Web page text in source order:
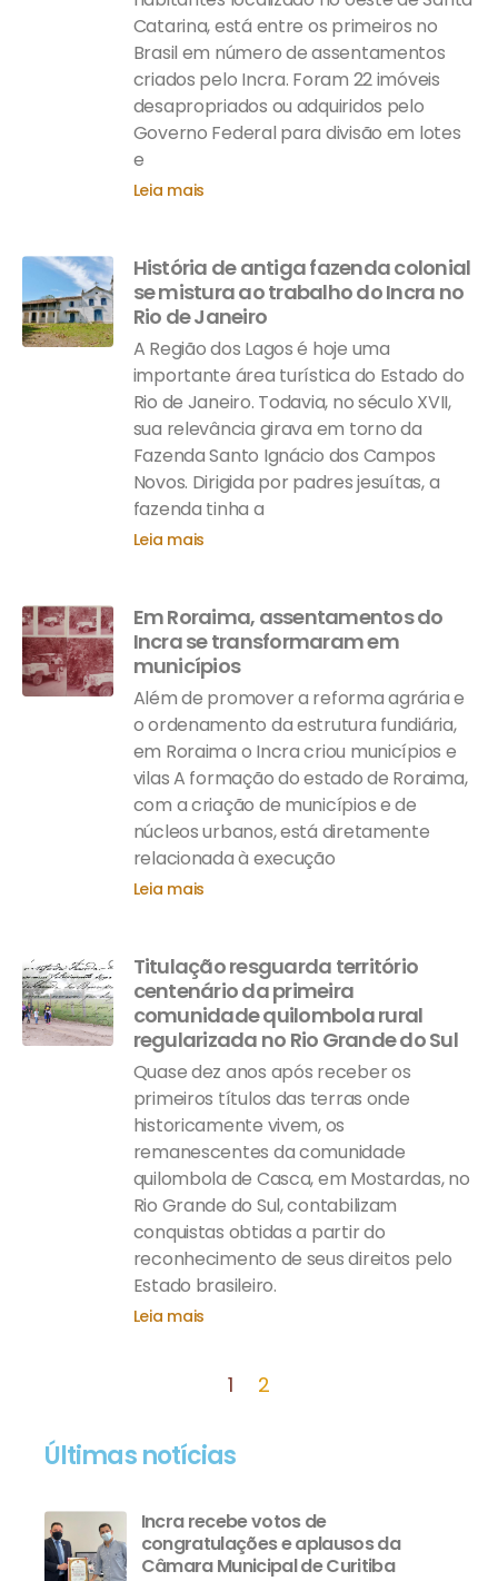
Catarina, está entre os primeiros no
Brasil em número de assentamentos
criados pelo Incra. Foram 22 imóveis
desapropriados ou adquiridos pelo
Governo Federal para divisão em lotes
e
Leia mais
História de antiga fazenda colonial
se mistura ao trabalho do Incra no
Rio de Janeiro
A Região dos Lagos é hoje uma
importante área turística do Estado do
Rio de Janeiro. Todavia, no século XVII,
sua relevância girava em torno da
Fazenda Santo Ignácio dos Campos
Novos. Dirigida por padres jesuítas, a
fazenda tinha a
Leia mais
Em Roraima, assentamentos do
Incra se transformaram em
municípios
Além de promover a reforma agrária e
o ordenamento da estrutura fundiária,
em Roraima o Incra criou municípios e
vilas A formação do estado de Roraima,
com a criação de municípios e de
núcleos urbanos, está diretamente
relacionada à execução
Leia mais
Titulação resguarda território
centenário da primeira
comunidade quilombola rural
regularizada no Rio Grande do Sul
Quase dez anos após receber os
primeiros títulos das terras onde
historicamente vivem, os
remanescentes da comunidade
quilombola de Casca, em Mostardas, no
Rio Grande do Sul, contabilizam
conquistas obtidas a partir do
reconhecimento de seus direitos pelo
Estado brasileiro.
Leia mais
1 2
Últimas notícias
Incra recebe votos de
congratulações e aplausos da
Câmara Municipal de Curitiba